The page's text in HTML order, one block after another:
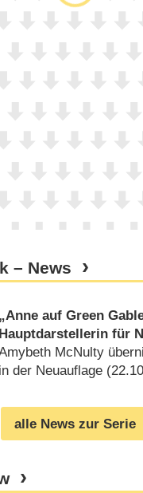
– News
„Anne auf Green
Hauptdarstellerin für
McNulty
in der Neuauflage (
alle News zur Serie